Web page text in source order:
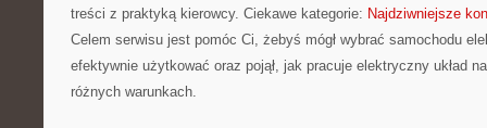
treści z praktyką kierowcy. Ciekawe kategorie: Najdziwniejsze
Celem serwisu jest pomóc Ci, żebyś mógł wybrać samochodu
efektywnie użytkować oraz pojął, jak pracuje elektryczny układ
różnych warunkach.